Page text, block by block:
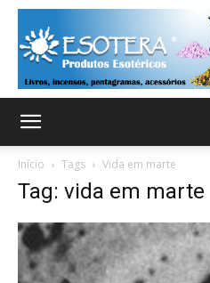
Início Tags Vida em marte
Tag: vida em marte